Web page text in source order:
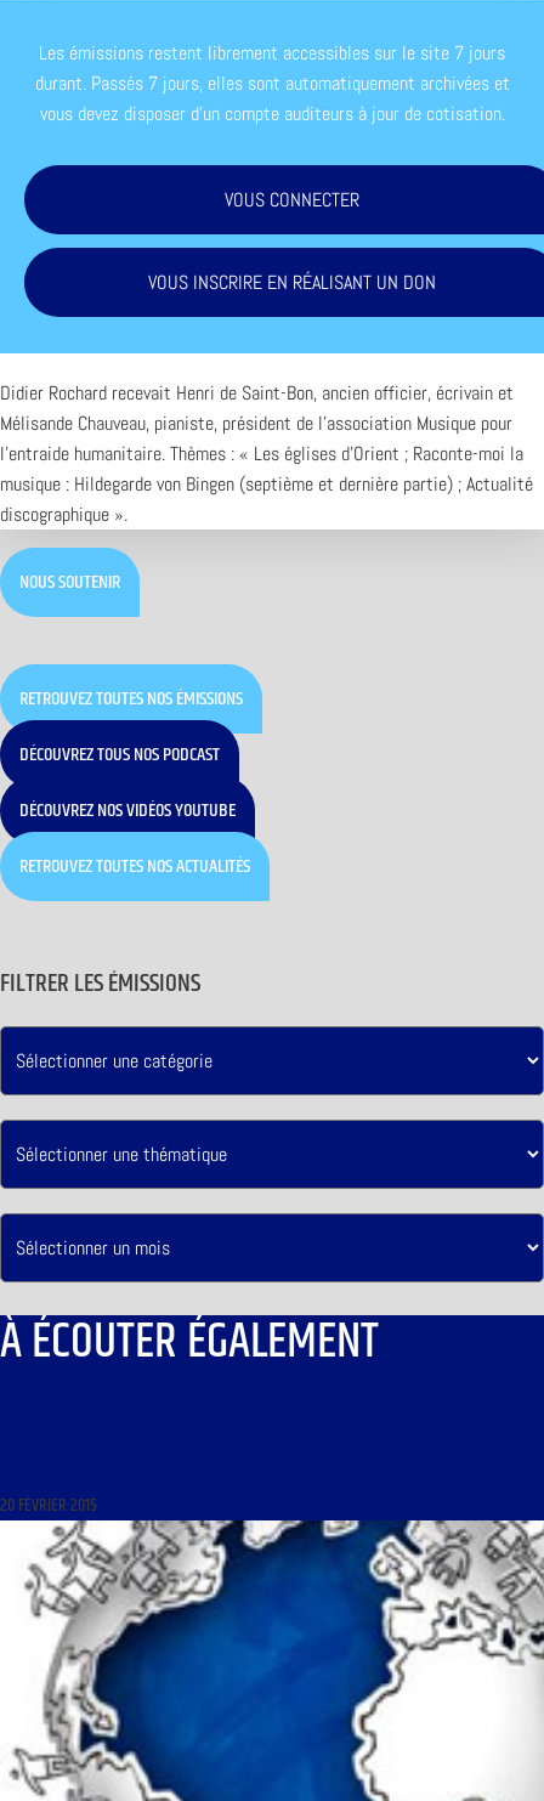
Les émissions restent librement accessibles sur le site 7 jours
durant. Passés 7 jours, elles sont automatiquement archivées et
vous devez disposer d'un compte auditeurs à jour de cotisation.
VOUS CONNECTER
VOUS INSCRIRE EN RÉALISANT UN DON
Didier Rochard recevait Henri de Saint-Bon, ancien officier, écrivain et
Mélisande Chauveau, pianiste, président de l’association Musique pour
l’entraide humanitaire. Thèmes : « Les églises d’Orient ; Raconte-moi la
musique : Hildegarde von Bingen (septième et dernière partie) ; Actualité
discographique ».
NOUS SOUTENIR
RETROUVEZ TOUTES NOS ÉMISSIONS
DÉCOUVREZ TOUS NOS PODCAST
DÉCOUVREZ NOS VIDÉOS YOUTUBE
RETROUVEZ TOUTES NOS ACTUALITÉS
FILTRER LES ÉMISSIONS
À ÉCOUTER ÉGALEMENT
20 FÉVRIER 2015